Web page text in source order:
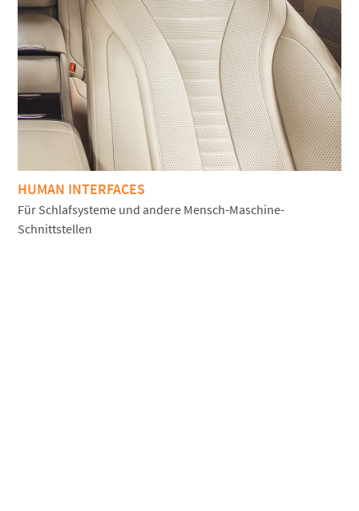
HUMAN INTERFACES
Für Schlafsysteme und andere Mensch-Maschine-
Schnittstellen